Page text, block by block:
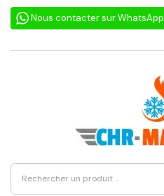
Nous contacter sur WhatsApp